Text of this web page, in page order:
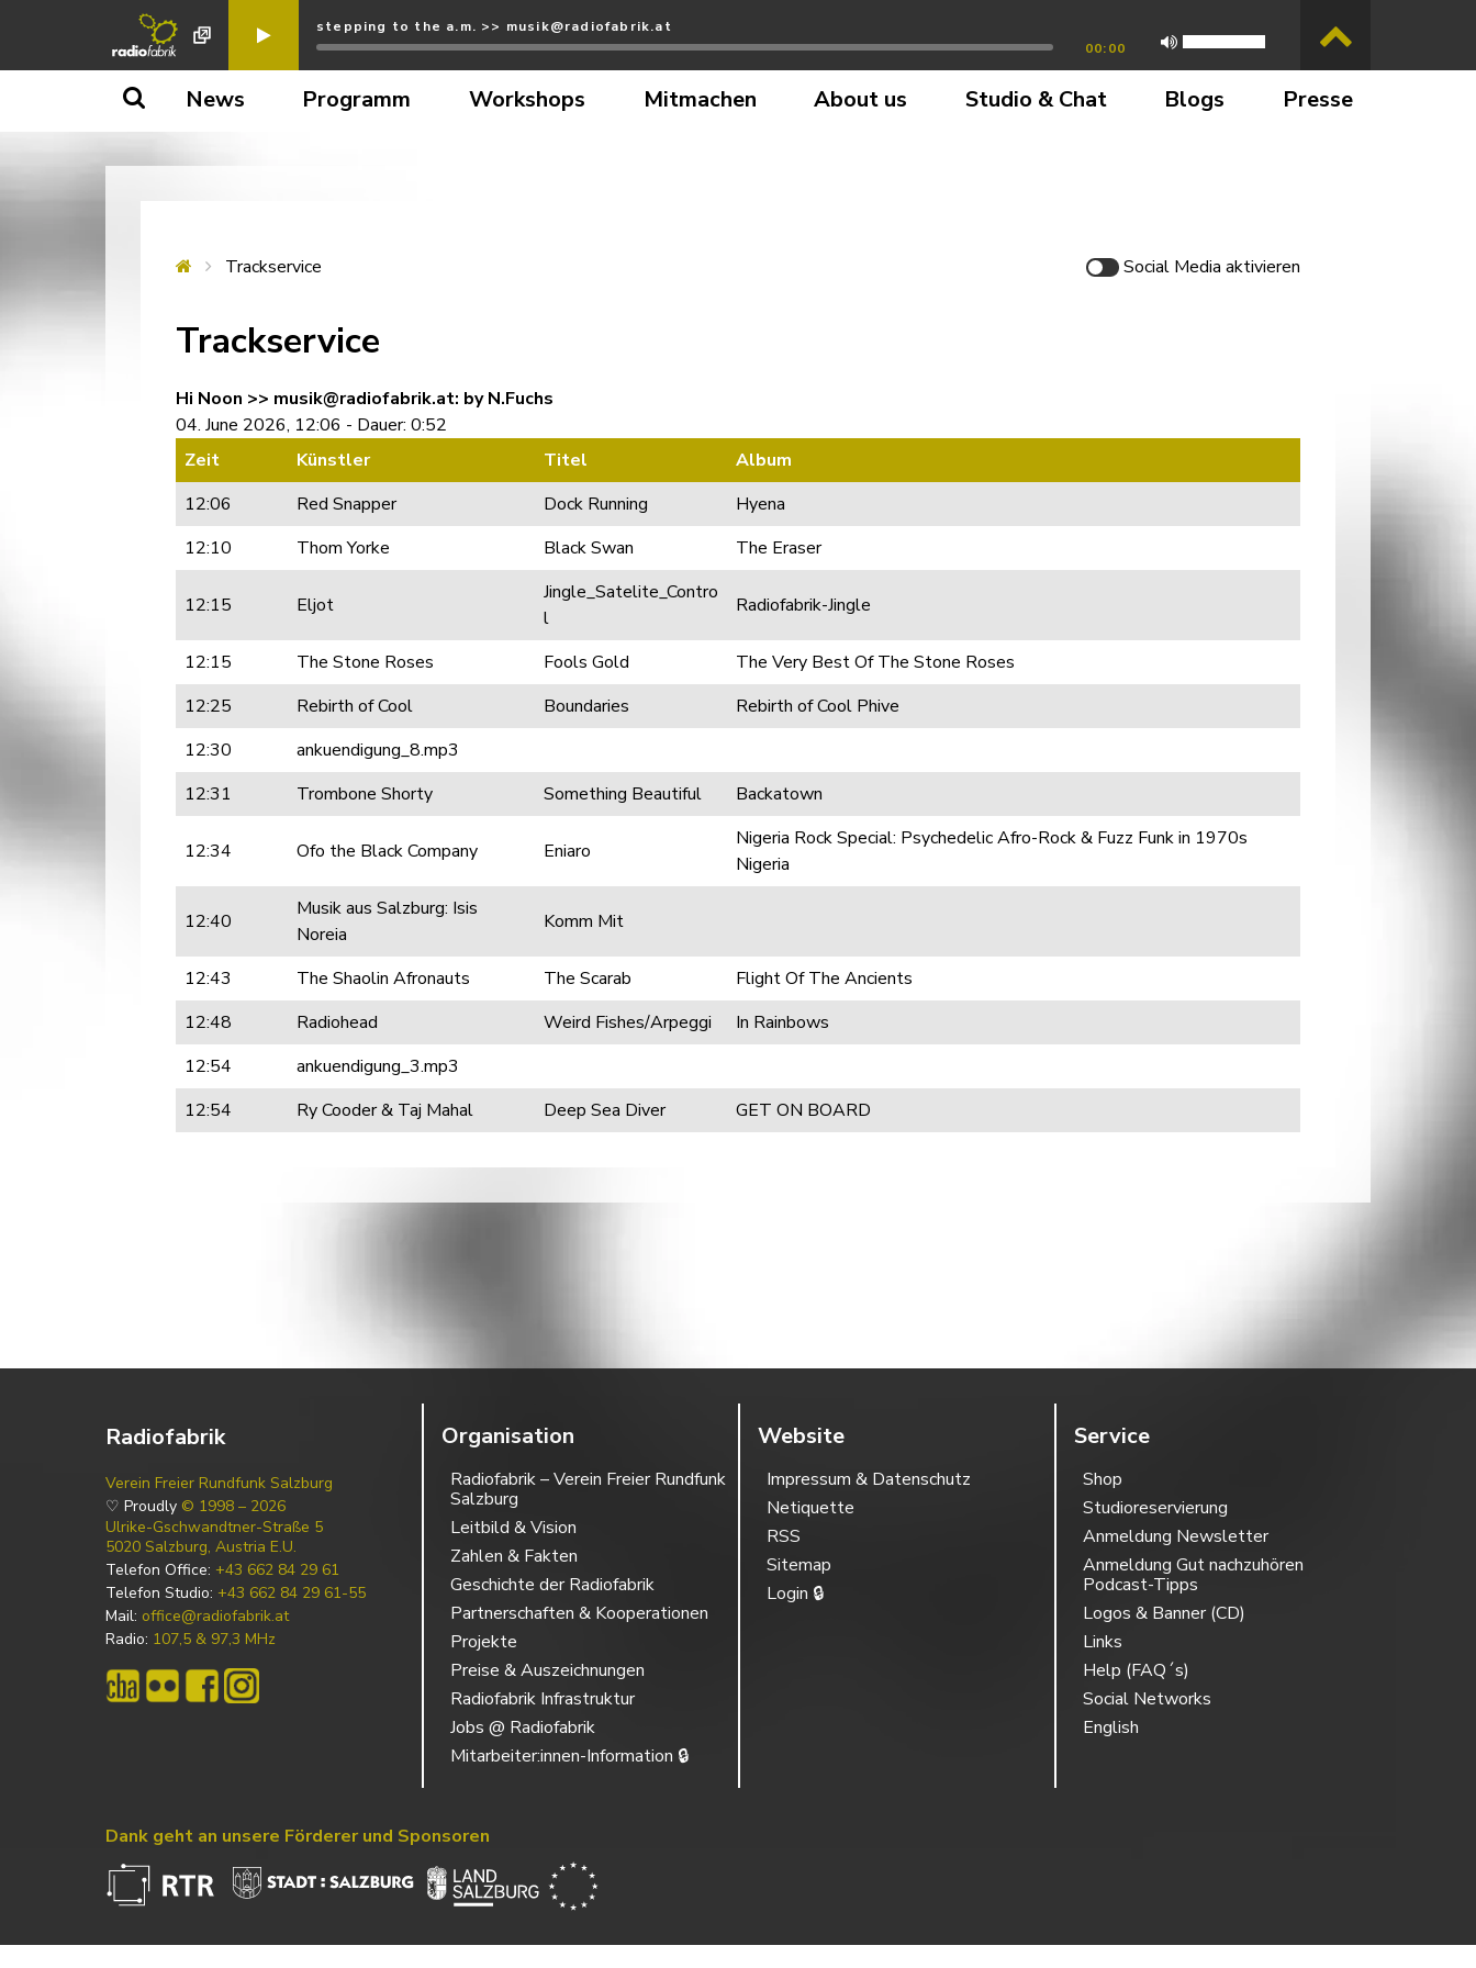
stepping to the a.m. >> musik@radiofabrik.at
00:00
News Programm Workshops Mitmachen About us Studio & Chat Blogs Presse
Trackservice Social Media aktivieren
Trackservice
Hi Noon >> musik@radiofabrik.at: by N.Fuchs
04. June 2026, 12:06 - Dauer: 0:52
Zeit
Künstler Titel
Album
12:06
Red Snapper Dock Running
Hyena
12:10
Thom Yorke Black Swan The Eraser
12:15 Eljot
Jingle_Satelite_Contro
l
Radiofabrik-Jingle
12:15 The Stone Roses Fools Gold
The Very Best Of The Stone Roses
12:25
Rebirth of Cool Boundaries
Rebirth of Cool Phive
12:30
ankuendigung_8.mp3
12:31
Trombone Shorty Something Beautiful Backatown
12:34 Ofo the Black Company Eniaro
Nigeria Rock Special: Psychedelic Afro-Rock & Fuzz Funk in 1970s
Nigeria
12:40
Musik aus Salzburg: Isis
Noreia
Komm Mit
12:43 The Shaolin Afronauts The Scarab
Flight Of The Ancients
12:48
Radiohead Weird Fishes/Arpeggi
In Rainbows
12:54
ankuendigung_3.mp3
12:54
Ry Cooder & Taj Mahal Deep Sea Diver GET ON BOARD
Radiofabrik
Verein Freier Rundfunk Salzburg
♡ Proudly © 1998 – 2026
Ulrike-Gschwandtner-Straße 5
5020 Salzburg, Austria E.U.
Telefon Office: +43 662 84 29 61
Telefon Studio: +43 662 84 29 61-55
Mail: office@radiofabrik.at
Radio: 107,5 & 97,3 MHz
Organisation
Radiofabrik – Verein Freier Rundfunk
Salzburg
Leitbild & Vision
Zahlen & Fakten
Geschichte der Radiofabrik
Partnerschaften & Kooperationen
Projekte
Preise & Auszeichnungen
Radiofabrik Infrastruktur
Jobs @ Radiofabrik
Mitarbeiter:innen-Information 🔒
Website
Impressum & Datenschutz
Netiquette
RSS
Sitemap
Login 🔒
Service
Shop
Studioreservierung
Anmeldung Newsletter
Anmeldung Gut nachzuhören
Podcast-Tipps
Logos & Banner (CD)
Links
Help (FAQ´s)
Social Networks
English
Dank geht an unsere Förderer und Sponsoren